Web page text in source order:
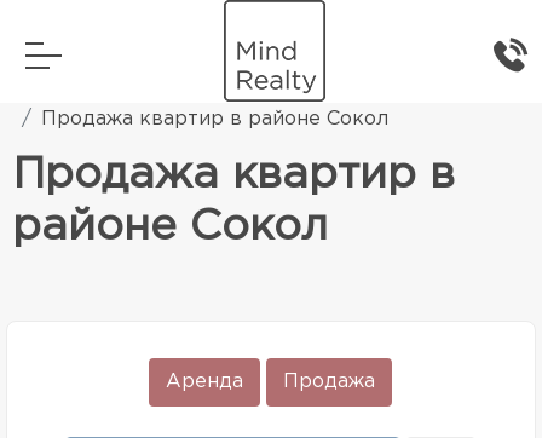
Элитная жилая недвижимость
Продажа квартир в районе Сокол
Продажа квартир в
районе Сокол
Аренда Продажа